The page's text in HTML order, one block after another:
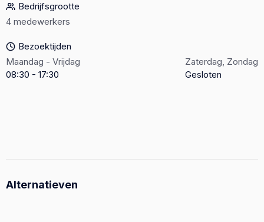
Bedrijfsgrootte
4 medewerkers
Bezoektijden
Maandag - Vrijdag
08:30 - 17:30
Zaterdag, Zondag
Gesloten
Alternatieven